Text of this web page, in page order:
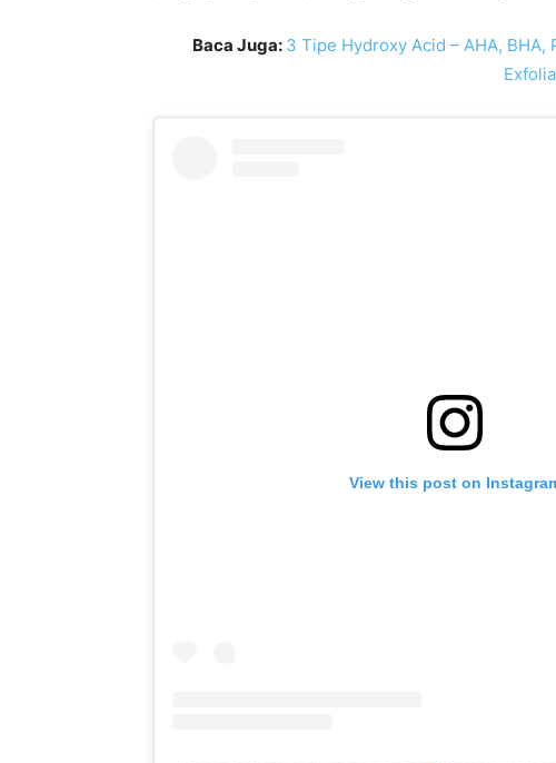
Baca Juga: 3 Tipe Hydroxy Acid – AHA,
View this post on